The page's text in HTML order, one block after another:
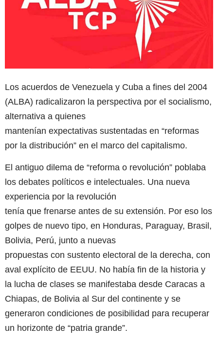
Los acuerdos de Venezuela y Cuba a fines del 2004
(ALBA) radicalizaron la perspectiva por el socialismo,
alternativa a quienes
mantenían expectativas sustentadas en “reformas
por la distribución” en el marco del capitalismo.
El antiguo dilema de “reforma o revolución” poblaba
los debates políticos e intelectuales. Una nueva
experiencia por la revolución
tenía que frenarse antes de su extensión. Por eso los
golpes de nuevo tipo, en Honduras, Paraguay, Brasil,
Bolivia, Perú, junto a nuevas
propuestas con sustento electoral de la derecha, con
aval explícito de EEUU. No había fin de la historia y
la lucha de clases se manifestaba desde Caracas a
Chiapas, de Bolivia al Sur del continente y se
generaron condiciones de posibilidad para recuperar
un horizonte de “patria grande”.